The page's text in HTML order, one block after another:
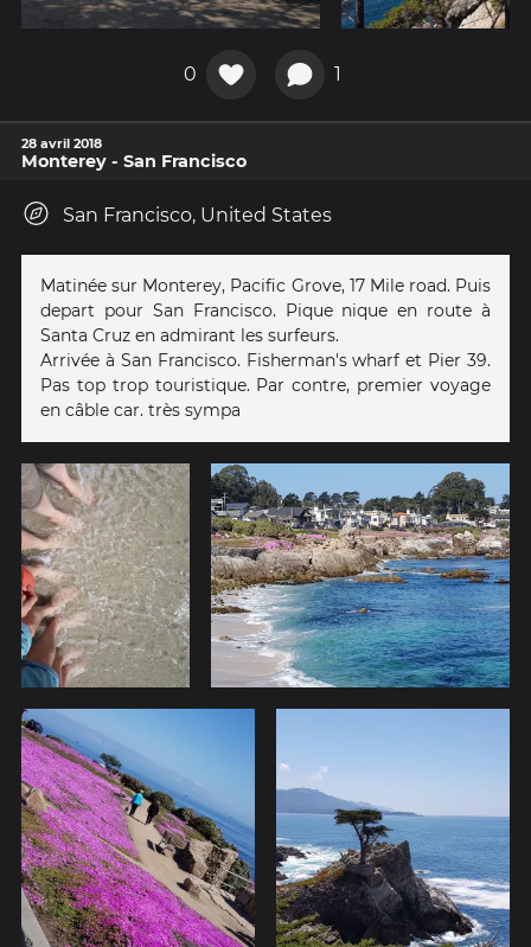
0 1
28 avril 2018
Monterey - San Francisco
San Francisco, United States
Matinée sur Monterey, Pacific Grove, 17 Mile road. Puis
depart pour San Francisco. Pique nique en route à
Santa Cruz en admirant les surfeurs.
Arrivée à San Francisco. Fisherman's wharf et Pier 39.
Pas top trop touristique. Par contre, premier voyage
en câble car. très sympa